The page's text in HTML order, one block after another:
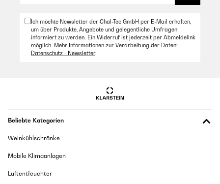
Ich möchte Newsletter der Chal-Tec GmbH per E-Mail erhalten,
um über Produkte, Angebote und gelegentliche Umfragen
informiert zu werden. Ein Widerruf ist jederzeit per Abmeldelink
möglich. Mehr Informationen zur Verarbeitung der Daten:
Datenschutz - Newsletter.
Beliebte Kategorien
Weinkühlschränke
Mobile Klimaanlagen
Luftentfeuchter